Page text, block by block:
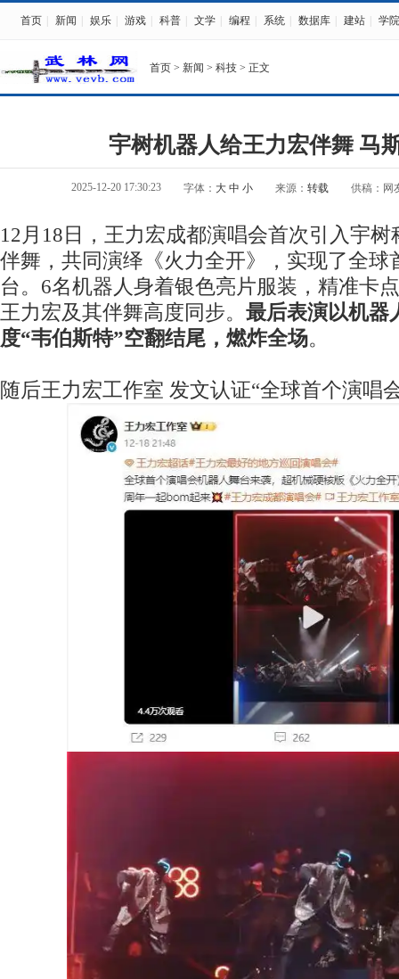
首页 新闻 娱乐 游戏 科普 文学 编程 系统 数据库 建站 学院
首页 > 新闻 > 科技 > 正文
宇树机器人给王力宏伴舞 马
2025-12-20 17:30:23 字体： 大 中 小 来源： 转载 供稿：网
12月18日，王力宏成都演唱会首次引入宇
伴舞，共同演绎《火力全开》，实现了全球
台。6名机器人身着银色亮片服装，精准卡
王力宏及其伴舞高度同步。 最后表演以机器
度“韦伯斯特”空翻结尾，燃炸全场。
随后王力宏工作室 发文认证“全球首个演唱